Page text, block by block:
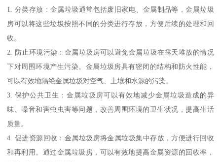
1. 分类存放：金属垃圾通常包括废旧家电、金属制品等，金属垃圾
房可以将这些垃圾按照不同的分类进行存放，方便后续的处理和回
收。
2. 防止环境污染：金属垃圾房可以避免金属垃圾在露天堆放的情况
下对周围环境产生污染。金属垃圾房具有密闭的结构和防火性能，
可以有效地隔绝金属垃圾对空气、土壤和水源的污染。
3. 保护公共卫生：金属垃圾房可以有效地减少金属垃圾造成的异
味、噪音和害虫虫害等问题，改善周围环境的卫生状况，提高生活
质量。
4. 促进资源回收：金属垃圾房将金属垃圾集中存放，方便进行回收
和再利用。通过金属垃圾房，可以有效地提高金属资源的回收率，